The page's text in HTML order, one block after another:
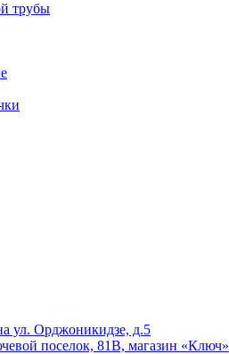
трубы
ул. Орджоникидзе, д.5
поселок, 81В, магазин «Ключ»